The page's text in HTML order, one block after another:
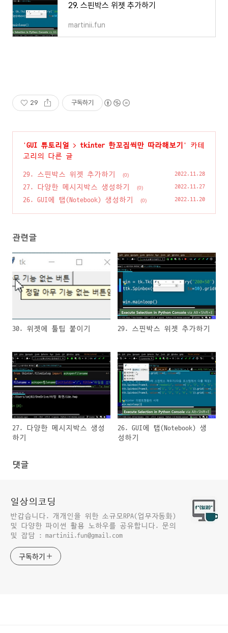
29. 스핀박스 위젯 추가하기
martinii.fun
29 구독하기
'GUI 튜토리얼 > tkinter 한꼬집씩만 따라해보기 ' 카테
고리의 다른 글
29. 스핀박스 위젯 추가하기 (0) 2022.11.28
27. 다양한 메시지박스 생성하기 (0) 2022.11.27
26. GUI에 탭(Notebook) 생성하기 (0) 2022.11.20
관련글
30. 위젯에 툴팁 붙이기 29. 스핀박스 위젯 추가하기
27. 다양한 메시지박스 생성
하기
26. GUI에 탭(Notebook) 생
성하기
댓글
일상의코딩
반갑습니다. 개개인을 위한 소규모RPA(업무자동화)
및 다양한 파이썬 활용 노하우를 공유합니다. 문의
및 잡담 : martinii.fun@gmail.com
구독하기